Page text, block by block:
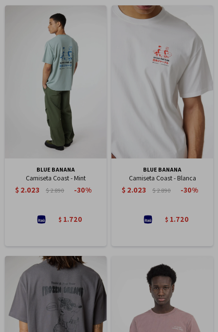
BLUE BANANA
Camiseta Coast - Mint
$2.023 $2.890 30
$ 1.720
BLUE BANANA
Camiseta Coast - Blanca
$2.023 $2.890 30
$ 1.720